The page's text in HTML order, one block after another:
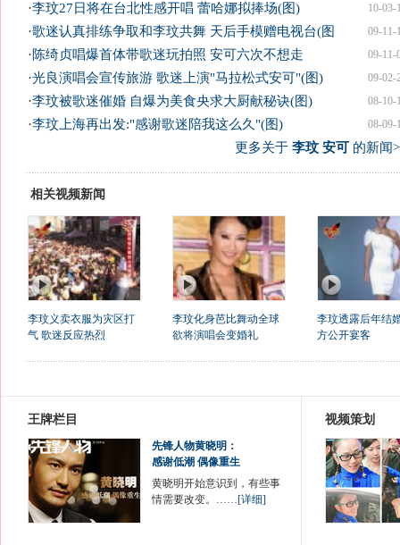
10-03-
·李玟27日将在台北性感开唱 蕾哈娜拟捧场(图)
09-11-
·歌迷认真排练争取和李玟共舞 天后手模赠电视台(图
09-11-
·陈绮贞唱爆首体带歌迷玩拍照 安可六次不想走
09-02-
·光良演唱会宣传旅游 歌迷上演"马拉松式安可"(图)
08-10-
·李玟被歌迷催婚 自爆为美食央求大厨献秘诀(图)
08-09-
·李玟上海再出发:"感谢歌迷陪我这么久"(图)
更多关于 李玟 安可的新闻
相关视频新闻
李玟义卖衣服为灾区打
气 歌迷反应热烈
李玟化身芭比舞动全球
欲将演唱会变婚礼
李玟透露后年结
方公开宴客
王牌栏目
先锋人物黄晓明：
感谢低潮 偶像重生
黄晓明开始意识到，有些事
情需要改变。……[详细]
视频策划